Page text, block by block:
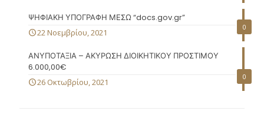
0
ΨΗΦΙΑΚΗ ΥΠΟΓΡΑΦΗ ΜΕΣΩ “docs.gov.gr”
22 Νοεμβρίου, 2021
0
ΑΝΥΠΟΤΑΞΙΑ – ΑΚΥΡΩΣΗ ΔΙΟΙΚΗΤΙΚΟΥ ΠΡΟΣΤΙΜΟΥ
6.000,00€
26 Οκτωβρίου, 2021